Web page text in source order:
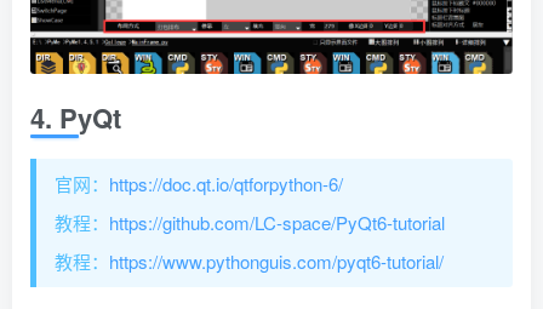
4. PyQt
官网： https://doc.qt.io/qtforpython-6/
教程： https://github.com/LC-space/PyQt6-tutorial
教程： https://www.pythonguis.com/pyqt6-tutorial/